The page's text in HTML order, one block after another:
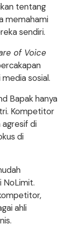
tentang
memahami
sendiri.
of Voice
sosial.
Bapak hanya
Kompetitor
agresif di
di
NoLimit.
ahli